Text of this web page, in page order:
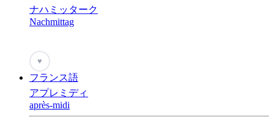
ナハミッターク
Nachmittag
♥
フランス語
アプレミディ
après-midi